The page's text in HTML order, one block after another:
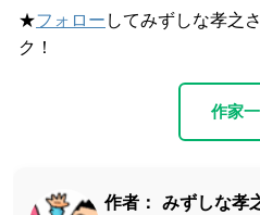
★フォロー してみずしな孝之
ク！
作家
作者： みずしな孝